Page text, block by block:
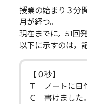
授業の始まり３分
月が経つ。
現在までに，51回
以下に示すのは，
【０秒】
Ｔ ノートに日
Ｃ 書けました。